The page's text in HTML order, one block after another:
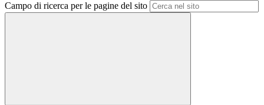
Campo di ricerca per le pagine del sito